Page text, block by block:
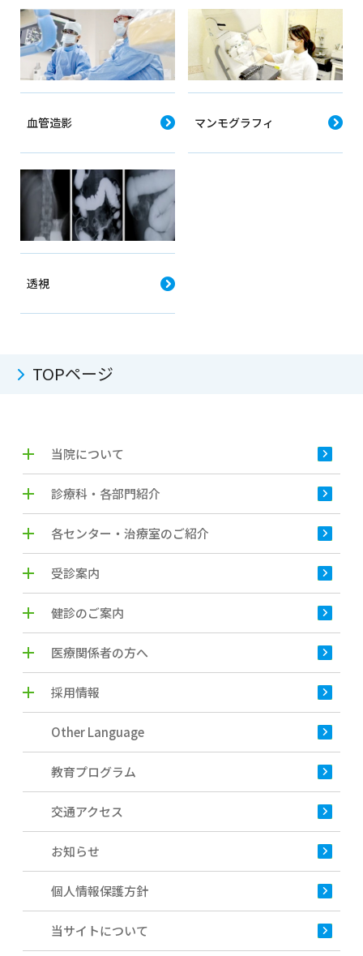
血管造影 マンモグラフィ
透視
TOPページ
当院について
診療科・各部門紹介
各センター・治療室のご紹介
受診案内
健診のご案内
医療関係者の方へ
採用情報
Other Language
教育プログラム
交通アクセス
お知らせ
個人情報保護方針
当サイトについて